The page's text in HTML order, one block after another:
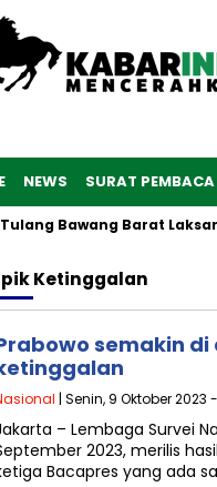
NEWS SURAT PEMBACA
Bawang Barat
Ketinggalan
semakin
| Senin, 9 Oktober 2023
– Lembaga Survei
2023, merilis
Bacapres yang ada